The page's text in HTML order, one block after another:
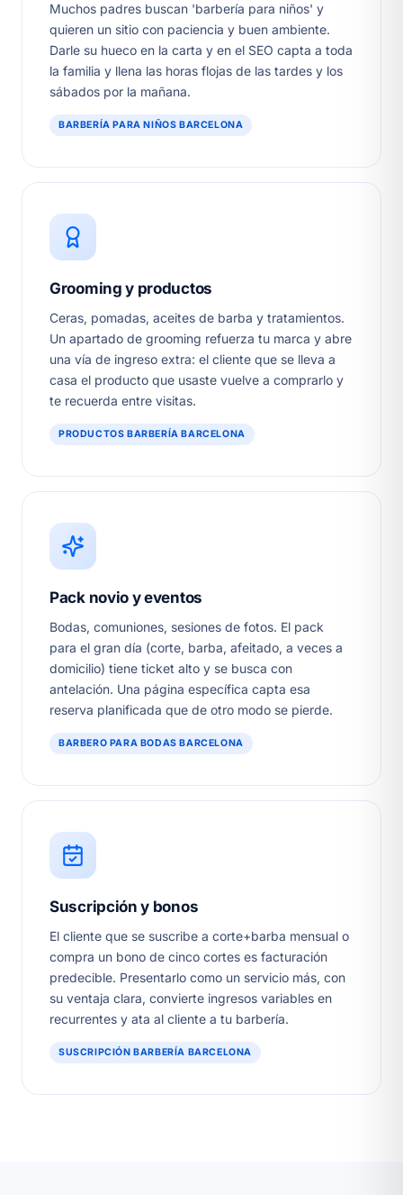
Muchos padres buscan 'barbería para niños' y
quieren un sitio con paciencia y buen ambiente.
Darle su hueco en la carta y en el SEO capta a toda
la familia y llena las horas flojas de las tardes y los
sábados por la mañana.
BARBERÍA PARA NIÑOS BARCELONA
Grooming y productos
Ceras, pomadas, aceites de barba y tratamientos.
Un apartado de grooming refuerza tu marca y abre
una vía de ingreso extra: el cliente que se lleva a
casa el producto que usaste vuelve a comprarlo y
te recuerda entre visitas.
PRODUCTOS BARBERÍA BARCELONA
Pack novio y eventos
Bodas, comuniones, sesiones de fotos. El pack
para el gran día (corte, barba, afeitado, a veces a
domicilio) tiene ticket alto y se busca con
antelación. Una página específica capta esa
reserva planificada que de otro modo se pierde.
BARBERO PARA BODAS BARCELONA
Suscripción y bonos
El cliente que se suscribe a corte+barba mensual o
compra un bono de cinco cortes es facturación
predecible. Presentarlo como un servicio más, con
su ventaja clara, convierte ingresos variables en
recurrentes y ata al cliente a tu barbería.
SUSCRIPCIÓN BARBERÍA BARCELONA